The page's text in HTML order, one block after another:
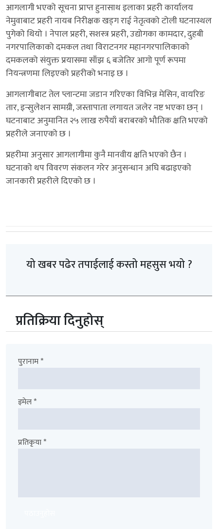
आगलागी भएको सूचना प्राप्त हुनासाथ इलाका प्रहरी कार्यालय
नेमुवाबाट प्रहरी नायब निरीक्षक खड्ग राई नेतृत्वको टोली घटनास्थल
पुगेको थियो । नेपाल प्रहरी, सशस्त्र प्रहरी, उद्योगका कामदार, दुहबी
नगरपालिकाको दमकल तथा विराटनगर महानगरपालिकाको
दमकलको संयुक्त प्रयासमा साँझ ६ बजेतिर आगो पूर्ण रूपमा
नियन्त्रणमा लिइएको प्रहरीको भनाइ छ ।
आगलागीबाट तेल प्लान्टमा जडान गरिएका विभिन्न मेसिन, वायरिङ
तार, इन्सुलेशन सामग्री, जस्तापाता लगायत जलेर नष्ट भएका छन् ।
घटनाबाट अनुमानित २५ लाख रुपैयाँ बराबरको भौतिक क्षति भएको
प्रहरीले जनाएको छ ।
प्रहरीमा अनुसार आगलागीमा कुनै मानवीय क्षति भएको छैन ।
घटनाको थप विवरण संकलन गरेर अनुसन्धान अघि बढाइएको
जानकारी प्रहरीले दिएको छ ।
यो खबर पढेर तपाईलाई कस्तो महसुस भयो ?
प्रतिक्रिया दिनुहोस्
पुरानाम *
इमेल *
प्रतिकृया *